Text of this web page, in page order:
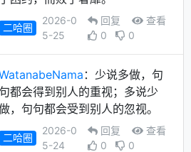
二哈圈
2026-0
5-25
回复
查看
0
0
：少说多做，句
都会得到别人的重视；多说少
，句句都会受到别人的忽视。
二哈圈
2026-0
5-24
回复
查看
0
0